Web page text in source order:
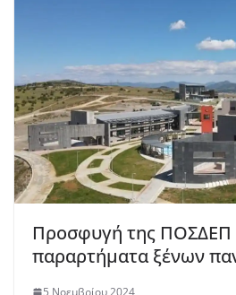
Προσφυγή της ΠΟΣΔΕΠ
παραρτήματα ξένων
5 Νοεμβρίου 2024